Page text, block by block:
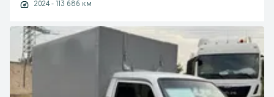
2024 - 113 686 км